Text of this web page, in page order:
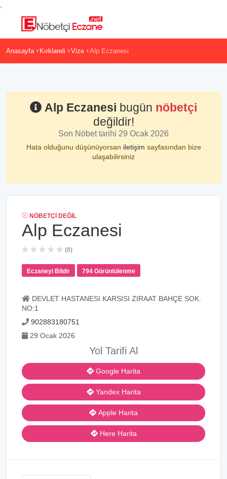
Anasayfa Kırklareli Vize Alp Eczanesi
Alp Eczanesi bugün nöbetçi
değildir!
Son Nöbet tarihi 29 Ocak 2026
Hata olduğunu düşünüyorsan iletişim sayfasından bize
ulaşabilirsiniz
NÖBETÇI DEĞIL
Alp Eczanesi
(0)
Eczaneyi Bildir 794 Görüntülenme
DEVLET HASTANESI KARSISI ZIRAAT BAHÇE SOK.
NO:1
902883180751
29 Ocak 2026
Yol Tarifi Al
Google Harita
Yandex Harita
Apple Harita
Here Harita